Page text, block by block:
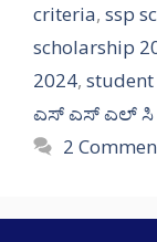
criteria, ssp
scholarship
2024, student
ಎಸ್ ಎಸ್ ಎಲ್ ಸಿ
2